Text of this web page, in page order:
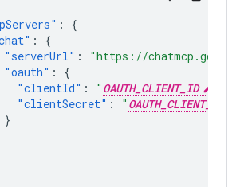
:
{
:
{
"serverUrl" :
"https://
"oauth" :
{
"clientId" : " OAUTH_CLIENT_ID
"clientSecret" : "
}